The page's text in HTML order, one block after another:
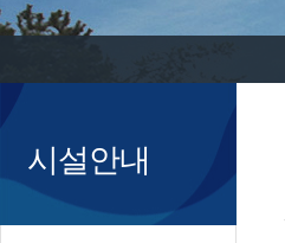
시설안내